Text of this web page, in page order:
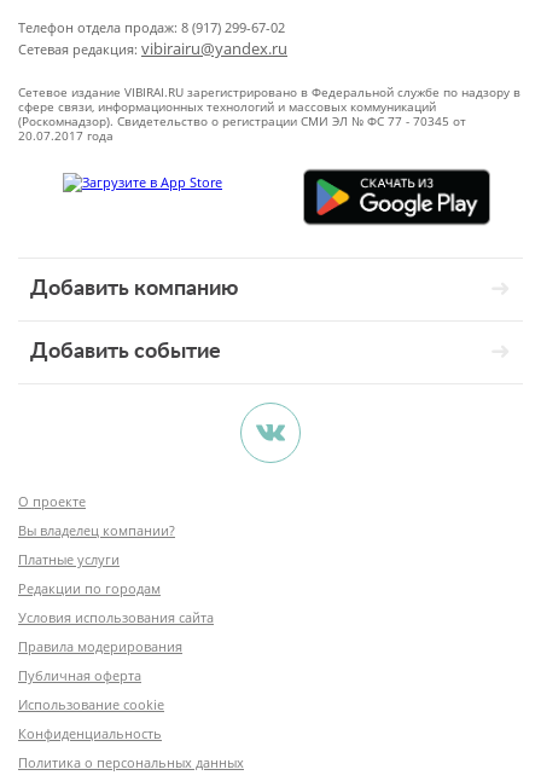
Телефон отдела продаж: 8 (917) 299-67-02
Сетевая редакция: vibirairu@yandex.ru
Сетевое издание VIBIRAI.RU зарегистрировано в Федеральной службе по надзору в
сфере связи, информационных технологий и массовых коммуникаций
(Роскомнадзор). Свидетельство о регистрации СМИ ЭЛ № ФС 77 - 70345 от
20.07.2017 года
Добавить компанию
Добавить событие
О проекте
Вы владелец компании?
Платные услуги
Редакции по городам
Условия использования сайта
Правила модерирования
Публичная оферта
Использование cookie
Конфиденциальность
Политика о персональных данных